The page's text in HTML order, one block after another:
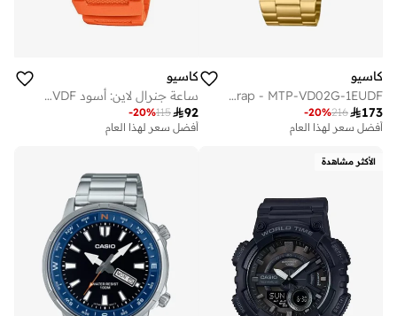
كاسيو
Men's Analog Display Watch With Gold Stainless Steel Strap - MTP-VD02G-1EUDF
173
216
-20%
أفضل سعر لهذا العام
كاسيو
ساعة جنرال لاين: أسود W-219H-4AVDF
92
115
-20%
أفضل سعر لهذا العام
الأكثر مشاهدة